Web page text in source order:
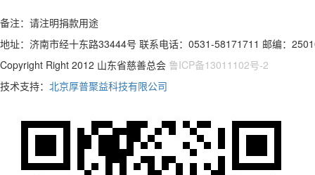
备注：请注明捐款用途
地址：济南市经十东路33444号 联系电话：0531-58171711 邮编：
Copyright Right 2012 山东省慈善总会 鲁ICP备13011102号-2
技术支持： 北京厚普聚益科技有限公司